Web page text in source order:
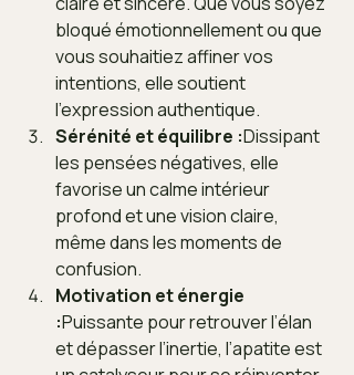
bloqué émotionnellement ou que
vous souhaitiez affiner vos
intentions, elle soutient
l’expression authentique.
Sérénité et équilibre :Dissipant
les pensées négatives, elle
favorise un calme intérieur
profond et une vision claire,
même dans les moments de
confusion.
Motivation et énergie
:Puissante pour retrouver l’élan
et dépasser l’inertie, l’apatite est